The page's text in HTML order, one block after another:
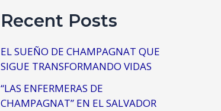
Recent Posts
EL SUEÑO DE CHAMPAGNAT QUE
SIGUE TRANSFORMANDO VIDAS
“LAS ENFERMERAS DE
CHAMPAGNAT” EN EL SALVADOR